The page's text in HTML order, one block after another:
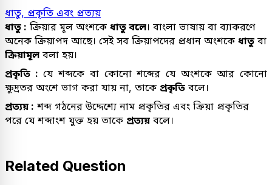
ধাতু, প্রকৃতি এবং প্রত্যয়
ধাতু : ক্রিয়ার মূল অংশকে ধাতু বলে। বাংলা ভাষায় বা ব্যাকরণে
অনেক ক্রিয়াপদ আছে। সেই সব ক্রিয়াপদের প্রধান অংশকে ধাতু বা
ক্রিয়ামূল বলা হয়।
প্রকৃতি : যে শব্দকে বা কোনো শব্দের যে অংশকে আর কোনো
ক্ষুদ্রতর অংশে ভাগ করা যায় না, তাকে প্রকৃতি বলে।
প্রত্যয় : শব্দ গঠনের উদ্দেশ্যে নাম প্রকৃতির এবং ক্রিয়া প্রকৃতির
পরে যে শব্দাংশ যুক্ত হয় তাকে প্রত্যয় বলে।
Related Question